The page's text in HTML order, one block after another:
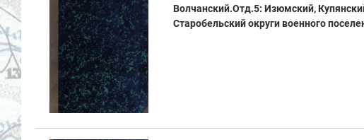
Волчанский.Отд.5: Изюмский,
Старобельский округи военного